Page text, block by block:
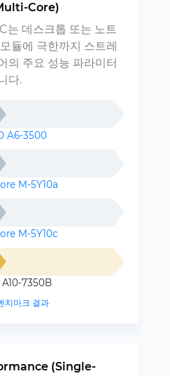
Core)
데스크톱 또는 노트
듈에 극한까지 스트레
의 주요 성능 파라미터
다.
A6-3500
M-5Y10a
M-5Y10c
7350B
치마크 결과
(Single-